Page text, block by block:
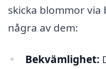
skicka blommor
några av dem:
Bekvämlighet: